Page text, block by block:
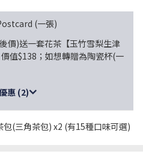
(一張)
價)送一套花茶【玉竹雪梨生津
值$138；如想轉贈為陶瓷杯(一
惠 (2)
(三角茶包) x2 (有15種口味可選)